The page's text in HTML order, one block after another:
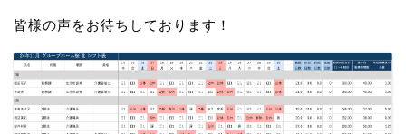
皆様の声をお待ちしております！